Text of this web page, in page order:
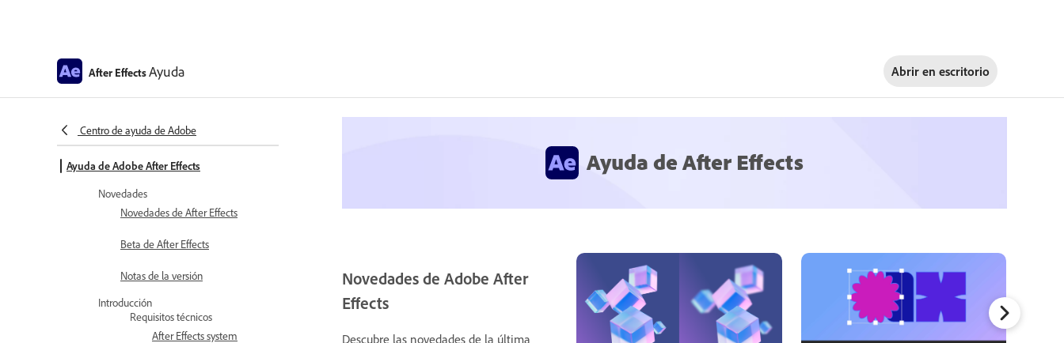
After EffectsAyuda Abrir en escritorio
Centro de ayuda de Adobe
Ayuda de Adobe After Effects
Novedades
Novedades de After Effects
Beta de After Effects
Notas de la versión
Introducción
Requisitos técnicos
After Effects system
Ayuda de After Effects
Novedades de Adobe After
Effects
Descubre las novedades de la última